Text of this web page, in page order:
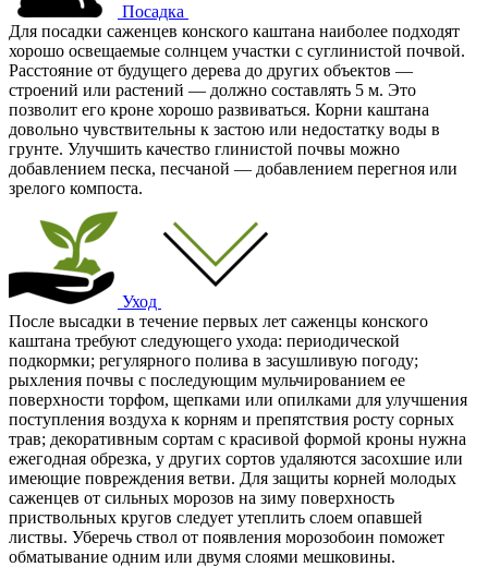
Посадка
Для посадки саженцев конского каштана наиболее подходят
хорошо освещаемые солнцем участки с суглинистой почвой.
Расстояние от будущего дерева до других объектов —
строений или растений — должно составлять 5 м. Это
позволит его кроне хорошо развиваться. Корни каштана
довольно чувствительны к застою или недостатку воды в
грунте. Улучшить качество глинистой почвы можно
добавлением песка, песчаной — добавлением перегноя или
зрелого компоста.
Уход
После высадки в течение первых лет саженцы конского
каштана требуют следующего ухода: периодической
подкормки; регулярного полива в засушливую погоду;
рыхления почвы с последующим мульчированием ее
поверхности торфом, щепками или опилками для улучшения
поступления воздуха к корням и препятствия росту сорных
трав; декоративным сортам с красивой формой кроны нужна
ежегодная обрезка, у других сортов удаляются засохшие или
имеющие повреждения ветви. Для защиты корней молодых
саженцев от сильных морозов на зиму поверхность
приствольных кругов следует утеплить слоем опавшей
листвы. Уберечь ствол от появления морозобоин поможет
обматывание одним или двумя слоями мешковины.